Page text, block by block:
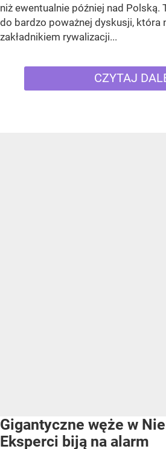
niż ewentualnie później nad Polską.
do bardzo poważnej dyskusji, która
zakładnikiem rywalizacji...
CZYTAJ
Gigantyczne węże w
Eksperci biją na alarm